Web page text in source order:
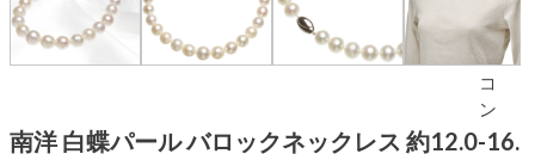
南洋 白蝶パール バロックネックレス 約12.0-16.